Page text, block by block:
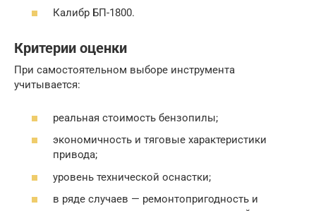
Калибр БП-1800.
Критерии оценки
При самостоятельном выборе инструмента
учитывается:
реальная стоимость бензопилы;
экономичность и тяговые характеристики
привода;
уровень технической оснастки;
в ряде случаев — ремонтопригодность и